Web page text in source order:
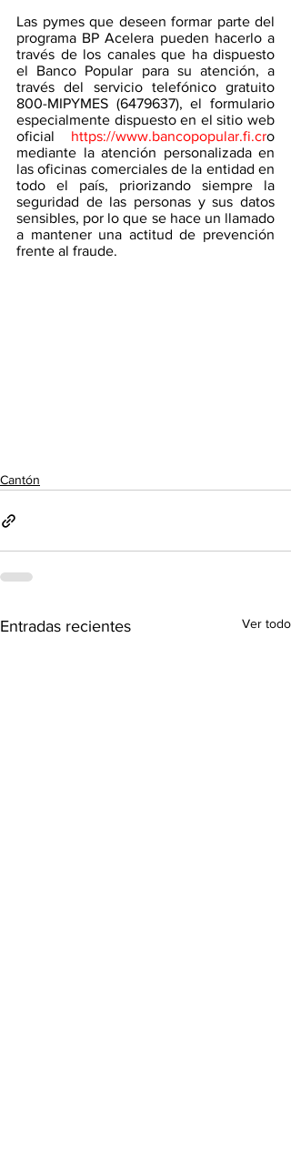
Las pymes que deseen formar parte del
programa BP Acelera pueden hacerlo a
través de los canales que ha dispuesto
el Banco Popular para su atención, a
través del servicio telefónico gratuito
800-MIPYMES (6479637), el formulario
especialmente dispuesto en el sitio web
oficial https://www.bancopopular.fi.cro
mediante la atención personalizada en
las oficinas comerciales de la entidad en
todo el país, priorizando siempre la
seguridad de las personas y sus datos
sensibles, por lo que se hace un llamado
a mantener una actitud de prevención
frente al fraude.
Cantón
Entradas recientes Ver todo